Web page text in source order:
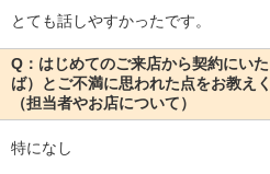
とても話しやすかったです。
Q：はじめてのご来店から契約にい
ば）とご不満に思われた点をお教えく
（担当者やお店について）
特になし